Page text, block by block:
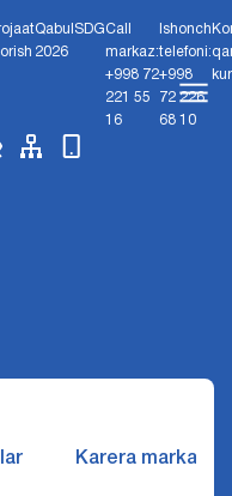
Qabul
2026
SDGCall
markaz:
+998 72
221 55
16
Ishonch
telefoni:
+998
72 226
68 10
Karera markazi